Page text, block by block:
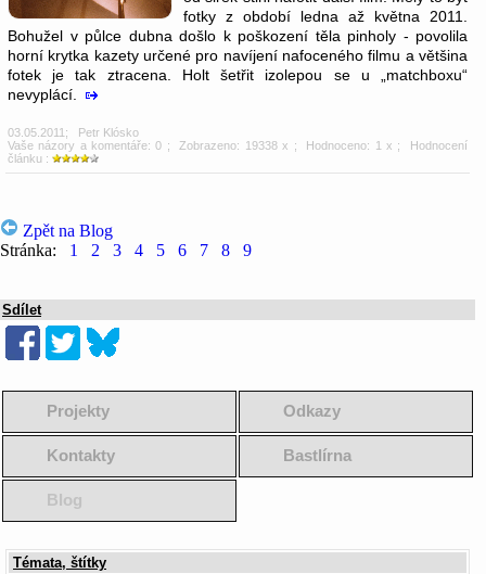
fotky z období ledna až května 2011.
Bohužel v půlce dubna došlo k poškození těla pinholy - povolila
horní krytka kazety určené pro navíjení nafoceného filmu a většina
fotek je tak ztracena. Holt šetřit izolepou se u „matchboxu“
nevyplácí.
03.05.2011 ; Petr Klósko
Vaše názory a komentáře: 0 ; Zobrazeno: 19338 x ; Hodnoceno: 1 x ; Hodnocení
článku :
Zpět na Blog
Stránka:
1 2 3 4 5 6 7 8 9
Sdílet
Projekty Odkazy
Kontakty Bastlírna
Blog
Témata, štítky